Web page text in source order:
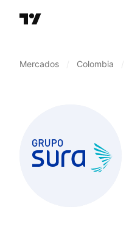
Mercados Colombia